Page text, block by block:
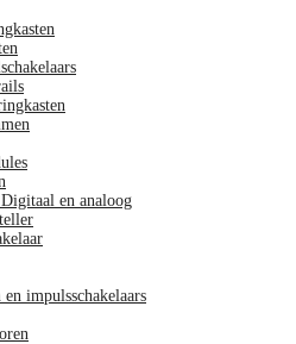
en analoog
impulsschakelaars